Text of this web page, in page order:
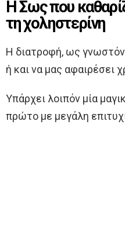
Η Σως που
τη χοληστερίνη
Η διατροφή, ως
ή και να μας αφαιρέσει
Υπάρχει λοιπόν μία
πρώτο με μεγάλη